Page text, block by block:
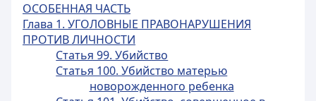
ОСОБЕННАЯ ЧАСТЬ
Глава 1. УГОЛОВНЫЕ ПРАВОНАРУШЕНИЯ
ПРОТИВ ЛИЧНОСТИ
Статья 99. Убийство
Статья 100. Убийство матерью
новорожденного ребенка